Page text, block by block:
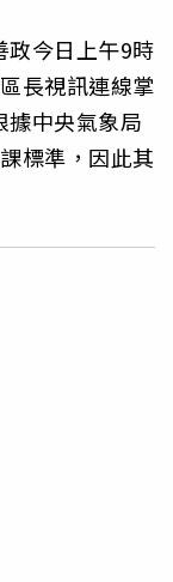
政今日上午9時
長視訊連線掌
據中央氣象局
標準，因此其